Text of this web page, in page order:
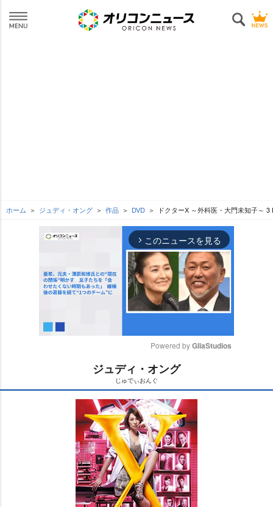
ホーム ジュディ・オング 作品 DVD ドクターX ～外科医・大門未知子～ 3
arrow_forward_ios このニュースを見る
t
Powered by GliaStudios
ジュディ・オング
じゅでぃおんぐ